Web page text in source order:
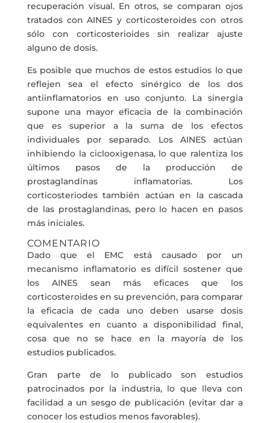
recuperación visual. En otros, se comparan ojos
tratados con AINES y corticosteroides con otros
sólo con corticosterioides sin realizar ajuste
alguno de dosis.
Es posible que muchos de estos estudios lo que
reflejen sea el efecto sinérgico de los dos
antiinflamatorios en uso conjunto. La sinergia
supone una mayor eficacia de la combinación
que es superior a la suma de los efectos
individuales por separado. Los AINES actúan
inhibiendo la ciclooxigenasa, lo que ralentiza los
últimos pasos de la producción de
prostaglandinas inflamatorias. Los
corticosteriodes también actúan en la cascada
de las prostaglandinas, pero lo hacen en pasos
más iniciales.
COMENTARIO
Dado que el EMC está causado por un
mecanismo inflamatorio es difícil sostener que
los AINES sean más eficaces que los
corticosteroides en su prevención, para comparar
la eficacia de cada uno deben usarse dosis
equivalentes en cuanto a disponibilidad final,
cosa que no se hace en la mayoría de los
estudios publicados.
Gran parte de lo publicado son estudios
patrocinados por la industria, lo que lleva con
facilidad a un sesgo de publicación (evitar dar a
conocer los estudios menos favorables).